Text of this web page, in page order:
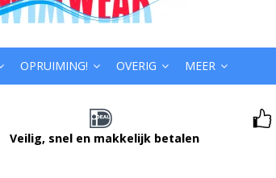
OPRUIMING! OVERIG MEER
Veilig, snel en makkelijk betalen